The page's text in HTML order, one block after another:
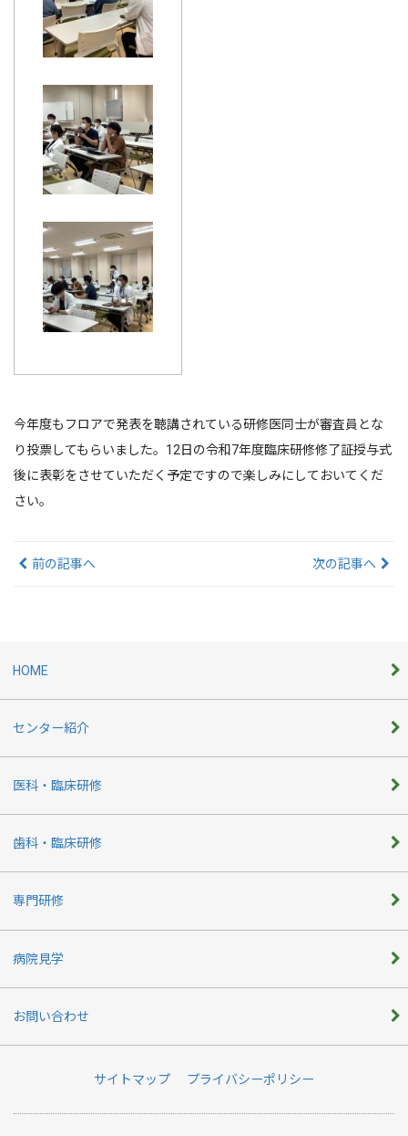
今年度もフロアで発表を聴講されている研修医同士が審査員とな
り投票してもらいました。12日の令和7年度臨床研修修了証授与式
後に表彰をさせていただく予定ですので楽しみにしておいてくだ
さい。
前の記事へ 次の記事へ
HOME
センター紹介
医科・臨床研修
歯科・臨床研修
専門研修
病院見学
お問い合わせ
サイトマップ プライバシーポリシー